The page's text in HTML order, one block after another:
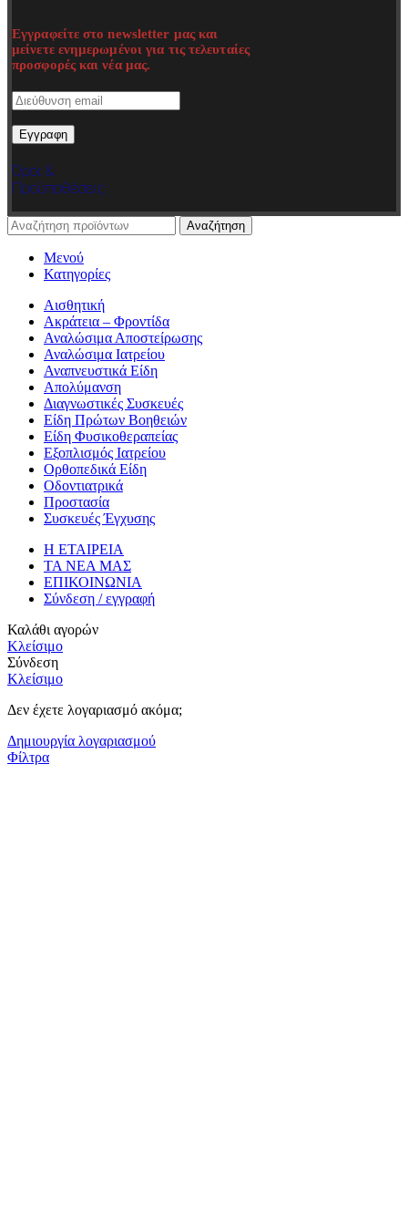
Εγγραφείτε στο newsletter μας και
μείνετε ενημερωμένοι για τις τελευταίες
προσφορές και νέα μας.
Όροι &
Προϋποθέσεις
Αναζήτηση
Μενού
Κατηγορίες
Αισθητική
Ακράτεια – Φροντίδα
Αναλώσιμα Αποστείρωσης
Αναλώσιμα Ιατρείου
Αναπνευστικά Είδη
Απολύμανση
Διαγνωστικές Συσκευές
Είδη Πρώτων Βοηθειών
Είδη Φυσικοθεραπείας
Εξοπλισμός Ιατρείου
Ορθοπεδικά Είδη
Οδοντιατρικά
Προστασία
Συσκευές Έγχυσης
Η ΕΤΑΙΡΕΙΑ
ΤΑ ΝΕΑ ΜΑΣ
ΕΠΙΚΟΙΝΩΝΙΑ
Σύνδεση / εγγραφή
Καλάθι αγορών
Κλείσιμο
Σύνδεση
Κλείσιμο
Δεν έχετε λογαριασμό ακόμα;
Δημιουργία λογαριασμού
Φίλτρα